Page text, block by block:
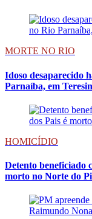
MORTE NO RIO
Idoso desaparecido
Parnaíba, em
HOMICÍDIO
Detento beneficiado
morto no Norte do